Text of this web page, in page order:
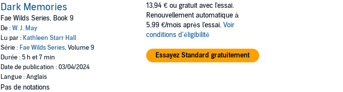
Dark Memories
Fae Wilds Series, Book 9
De :W. J. May
Lu par : Kathleen Starr Hall
Série : Fae Wilds Series, Volume 9
Durée : 5 h et 7 min
Date de publication : 03/04/2024
Langue : Anglais
Pas de notations
13,94 € ou gratuit avec l'essai.
Renouvellement automatique à
5,99 €/mois après l'essai. Voir
conditions d'éligibilité
Essayez Standard gratuitement